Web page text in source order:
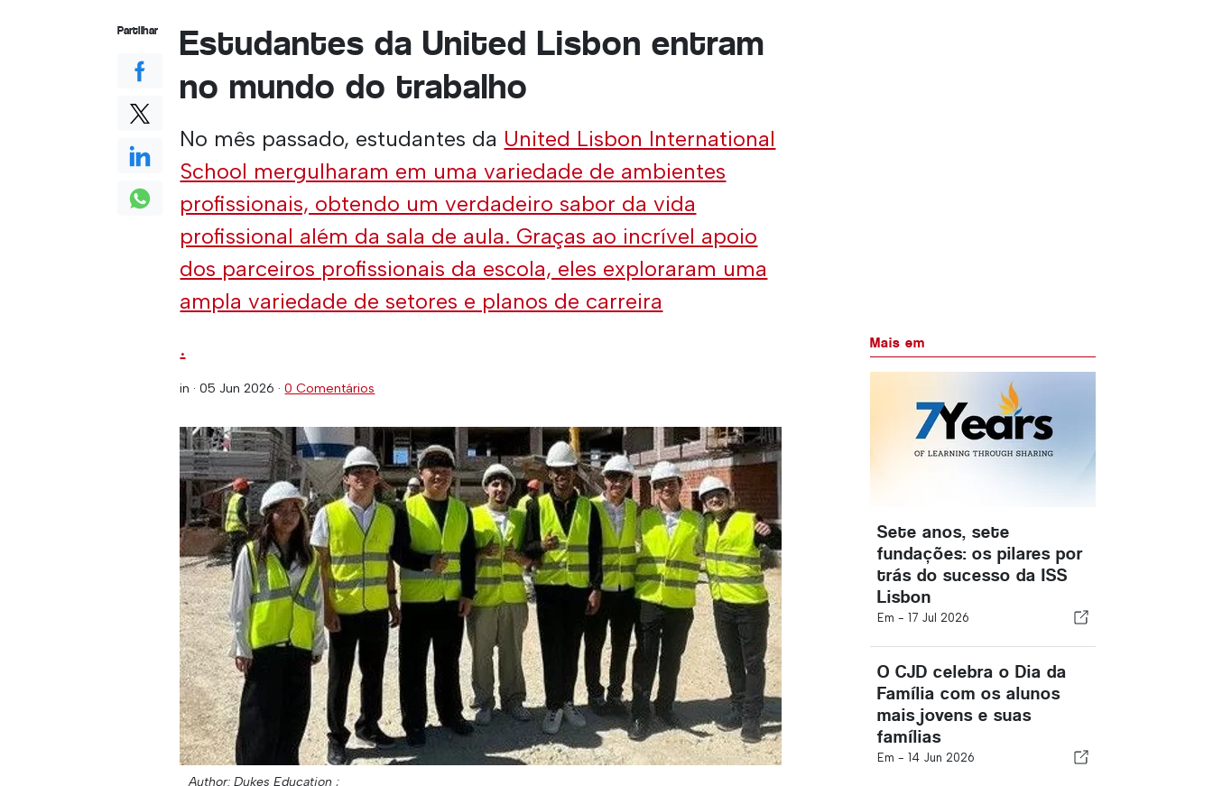
Estudantes da United Lisbon entram
no mundo do trabalho
No mês passado, estudantes da United Lisbon International
School mergulharam em uma variedade de ambientes
profissionais, obtendo um verdadeiro sabor da vida
profissional além da sala de aula. Graças ao incrível apoio
dos parceiros profissionais da escola, eles exploraram uma
ampla variedade de setores e planos de carreira
.
in ·05 Jun 2026 ·0 Comentários
Author: Dukes Education ;
Partilhar
Mais em
Sete anos, sete
fundações: os pilares por
trás do sucesso da ISS
Lisbon
Em - 17 Jul 2026
O CJD celebra o Dia da
Família com os alunos
mais jovens e suas
famílias
Em - 14 Jun 2026